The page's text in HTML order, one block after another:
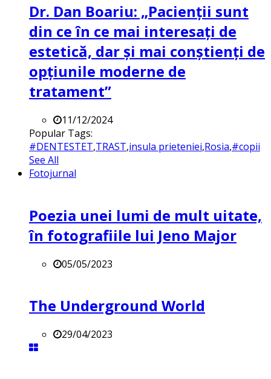
Dr. Dan Boariu: „Pacienții sunt
din ce în ce mai interesați de
estetică, dar și mai conștienți de
opțiunile moderne de
tratament”
11/12/2024
Popular Tags:
#DENTESTET,TRAST,insula prieteniei,Rosia,#copii
See All
Fotojurnal
Poezia unei lumi de mult uitate,
în fotografiile lui Jeno Major
05/05/2023
The Underground World
29/04/2023